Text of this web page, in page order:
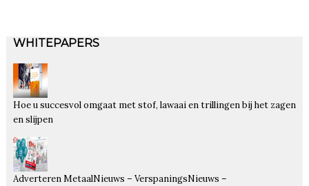
WHITEPAPERS
Hoe u succesvol omgaat met stof, lawaai en trillingen bij het zagen
en slijpen
Adverteren MetaalNieuws – VerspaningsNieuws –